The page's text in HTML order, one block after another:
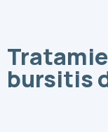
bursitis